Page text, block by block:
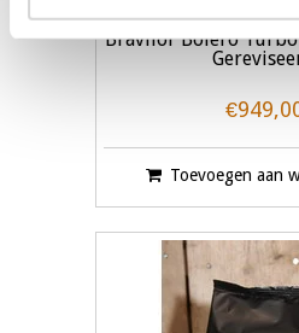
Bravilor Bolero
Toevoegen aan